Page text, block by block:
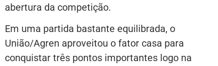
abertura da competição.
Em uma partida bastante equilibrada, o
União/Agren aproveitou o fator casa para
conquistar três pontos importantes logo na